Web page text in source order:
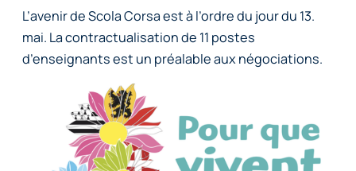
L’avenir de Scola Corsa est à l’ordre du jour du 13.
mai. La contractualisation de 11 postes
d’enseignants est un préalable aux négociations.